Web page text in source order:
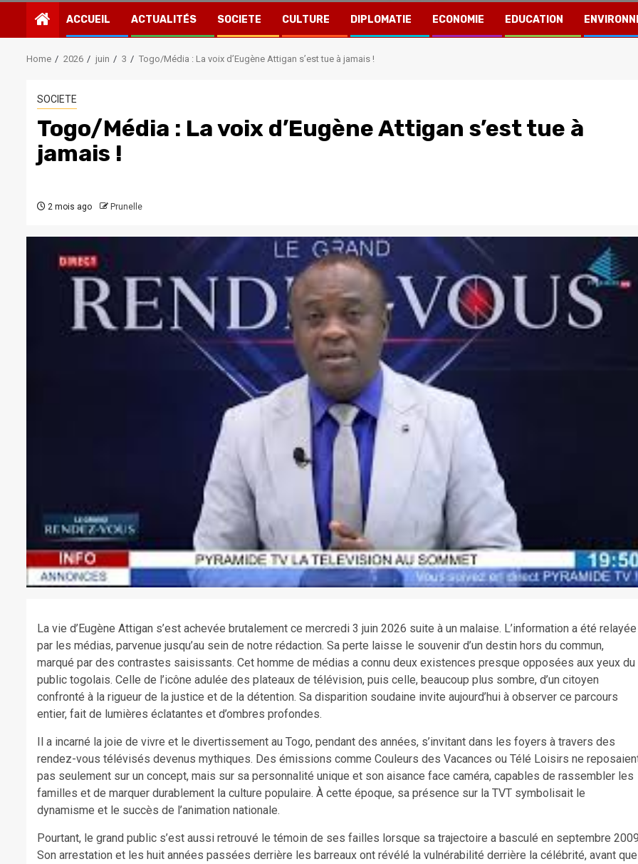
ACCUEIL ACTUALITÉS SOCIETE CULTURE DIPLOMATIE ECONOMIE EDUCATION
Home 2026 juin 3 Togo/Média : La voix d’Eugène Attigan s’est tue à jamais !
SOCIETE
Togo/Média : La voix d’Eugène Attigan s’est tue à
jamais !
2 mois ago Prunelle
La vie d’Eugène Attigan s’est achevée brutalement ce mercredi 3 juin 2026 suite à un malaise. L’information a été relayée
par les médias, parvenue jusqu’au sein de notre rédaction. Sa perte laisse le souvenir d’un destin hors du commun,
marqué par des contrastes saisissants. Cet homme de médias a connu deux existences presque opposées aux yeux du
public togolais. Celle de l’icône adulée des plateaux de télévision, puis celle, beaucoup plus sombre, d’un citoyen
confronté à la rigueur de la justice et de la détention. Sa disparition soudaine invite aujourd’hui à observer ce parcours
entier, fait de lumières éclatantes et d’ombres profondes.
​Il a incarné la joie de vivre et le divertissement au Togo, pendant des années, s’invitant dans les foyers à travers des
rendez-vous télévisés devenus mythiques. Des émissions comme Couleurs des Vacances ou Télé Loisirs ne
pas seulement sur un concept, mais sur sa personnalité unique et son aisance face caméra, capables de rassembler les
familles et de marquer durablement la culture populaire. À cette époque, sa présence sur la TVT symbolisait le
dynamisme et le succès de l’animation nationale.
​Pourtant, le grand public s’est aussi retrouvé le témoin de ses failles lorsque sa trajectoire a basculé en septembre
Son arrestation et les huit années passées derrière les barreaux ont révélé la vulnérabilité derrière la célébrité, avant que